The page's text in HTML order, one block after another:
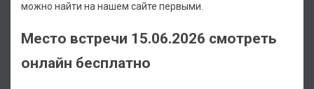
можно найти на нашем сайте первыми.
Место встречи 15.06.2026 смотреть
онлайн бесплатно